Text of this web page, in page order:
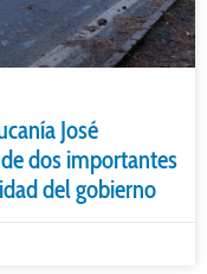
José
dos importantes
del gobierno